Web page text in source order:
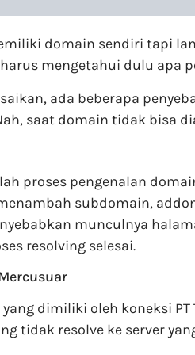
domain sendiri tapi
mengetahui dulu apa
ada beberapa
saat domain tidak bisa
proses pengenalan
subdomain,
munculnya
resolving selesai.
dimiliki oleh koneksi
tidak resolve ke server